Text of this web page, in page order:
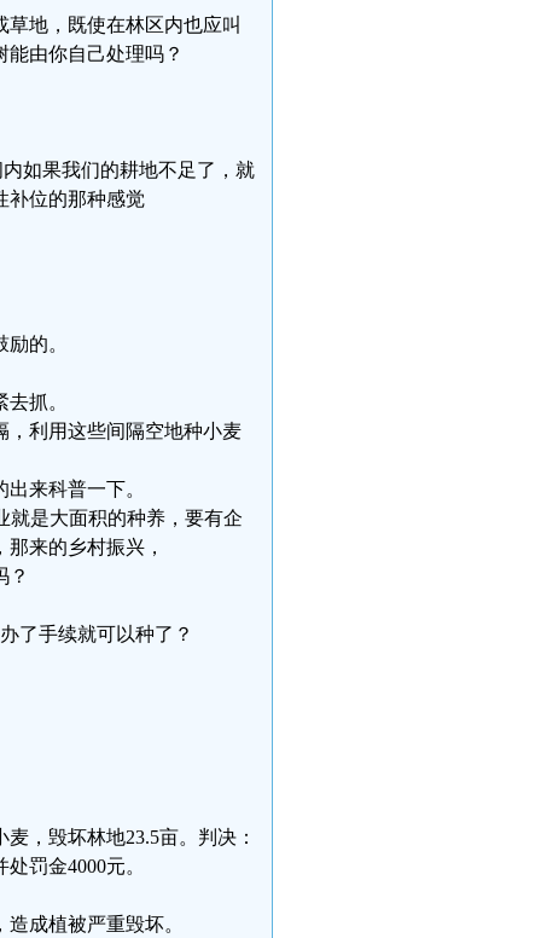
地，既使在林区内也应叫
由你自己处理吗？
如果我们的耕地不足了，就
补位的那种感觉
的。
抓。
利用这些间隔空地种小麦
来科普一下。
就是大面积的种养，要有企
来的乡村振兴，
？
了手续就可以种了？
，毁坏林地23.5亩。判决：
罚金4000元。
成植被严重毁坏。